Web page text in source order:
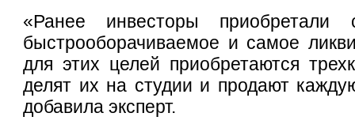
«Ранее инвесторы приобретали
быстрооборачиваемое и самое
для этих целей приобретаются
делят их на студии и продают
добавила эксперт.